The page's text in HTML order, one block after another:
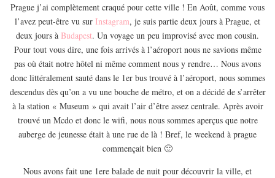
AMÉRIQUE
EUROPE
ESPAGNE
FRANCE
GRÈCE
PAYS BAS
Prague j’ai complètement craqué pour cette ville ! En Août, comme vous
l’avez peut-être vu sur Instagram, je suis partie deux jours à Prague, et
deux jours à Budapest. Un voyage un peu improvisé avec mon cousin.
Pour tout vous dire, une fois arrivés à l’aéroport nous ne savions même
pas où était notre hôtel ni même comment nous y rendre… Nous avons
donc littéralement sauté dans le 1er bus trouvé à l’aéroport, nous sommes
descendus dès qu’on a vu une bouche de métro, et on a décidé de s’arrêter
à la station « Museum » qui avait l’air d’être assez centrale. Après avoir
trouvé un Mcdo et donc le wifi, nous nous sommes aperçus que notre
auberge de jeunesse était à une rue de là ! Bref, le weekend à prague
commençait bien 🙂
Nous avons fait une 1ere balade de nuit pour découvrir la ville, et